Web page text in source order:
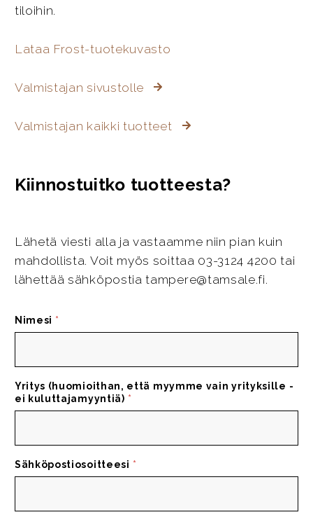
tiloihin.
Lataa Frost-tuotekuvasto
Valmistajan sivustolle
Valmistajan kaikki tuotteet
Kiinnostuitko tuotteesta?
Lähetä viesti alla ja vastaamme niin pian kuin
mahdollista. Voit myös soittaa 03-3124 4200 tai
lähettää sähköpostia tampere@tamsale.fi.
Nimesi *
Yritys (huomioithan, että myymme vain yrityksille -
ei kuluttajamyyntiä) *
Sähköpostiosoitteesi *